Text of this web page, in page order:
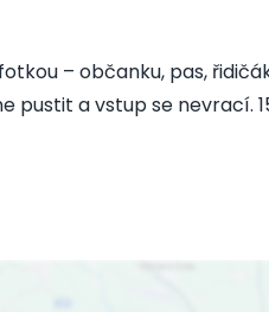
– občanku, pas,
pustit a vstup se nevrací.